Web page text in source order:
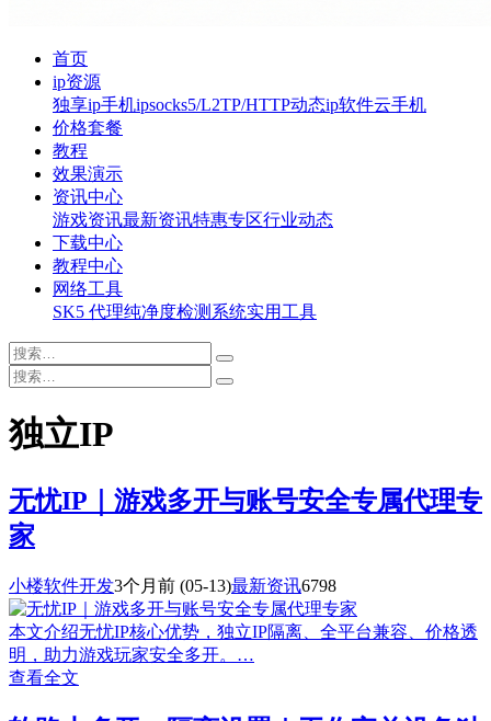
首页
ip资源
独享ip手机ipsocks5/L2TP/HTTP动态ip软件云手机
价格套餐
教程
效果演示
资讯中心
游戏资讯最新资讯特惠专区行业动态
下载中心
教程中心
网络工具
SK5 代理纯净度检测系统实用工具
独立IP
无忧IP｜游戏多开与账号安全专属代理专
家
小楼软件开发3个月前 (05-13)最新资讯6798
本文介绍无忧IP核心优势，独立IP隔离、全平台兼容、价格透
明，助力游戏玩家安全多开。…
查看全文